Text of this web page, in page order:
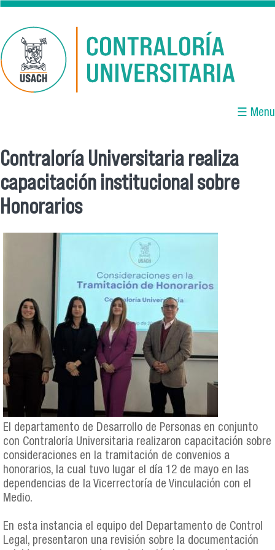
Pasar al contenido principal
☰ Menu
Se encuentra usted aquí
Contraloría Universitaria realiza
capacitación institucional sobre
Honorarios
El departamento de Desarrollo de Personas en conjunto
con Contraloría Universitaria realizaron capacitación sobre
consideraciones en la tramitación de convenios a
honorarios, la cual tuvo lugar el día 12 de mayo en las
dependencias de la Vicerrectoría de Vinculación con el
Medio.
En esta instancia el equipo del Departamento de Control
Legal, presentaron una revisión sobre la documentación